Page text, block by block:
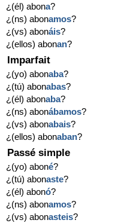
¿(él) abona?
¿(ns) abonamos?
¿(vs) abonáis?
¿(ellos) abonan?
Imparfait
¿(yo) abonaba?
¿(tú) abonabas?
¿(él) abonaba?
¿(ns) abonábamos?
¿(vs) abonabais?
¿(ellos) abonaban?
Passé simple
¿(yo) aboné?
¿(tú) abonaste?
¿(él) abonó?
¿(ns) abonamos?
¿(vs) abonasteis?